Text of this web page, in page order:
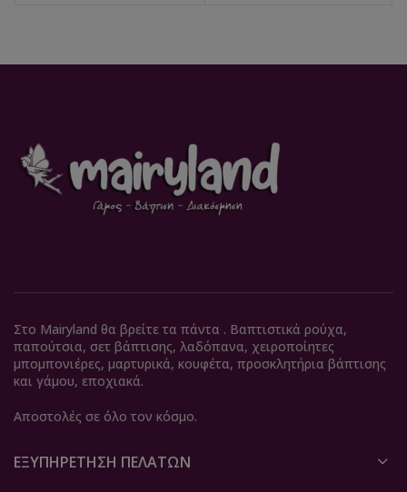
Στο Mairyland θα βρείτε τα πάντα . Βαπτιστικά ρούχα,
παπούτσια, σετ βάπτισης, λαδόπανα, χειροποίητες
μπομπονιέρες, μαρτυρικά, κουφέτα, προσκλητήρια βάπτισης
και γάμου, εποχιακά.
Αποστολές σε όλο τον κόσμο.
ΕΞΥΠΗΡΈΤΗΣΗ ΠΕΛΑΤΏΝ